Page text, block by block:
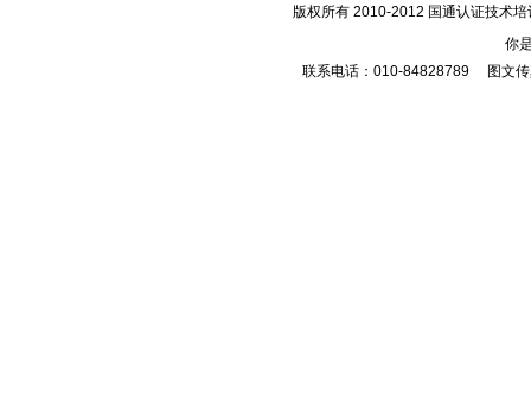
版权所有 2010-2012 国通认证技术
你
联系电话：010-84828789 图文传